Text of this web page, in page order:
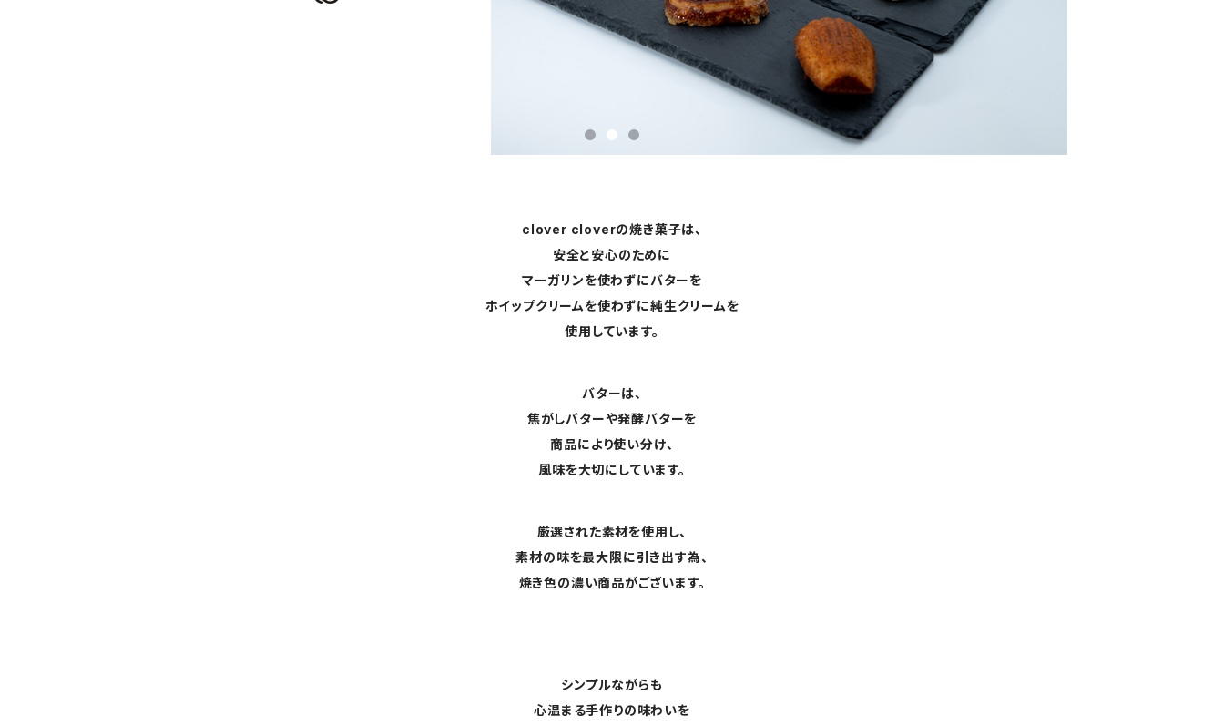
clover cloverの焼き菓子は、
安全と安心のために
マーガリンを使わずにバターを
ホイップクリームを使わずに純生クリームを
使用しています。
バターは、
焦がしバターや発酵バターを
商品により使い分け、
風味を大切にしています。
厳選された素材を使用し、
素材の味を最大限に引き出す為、
焼き色の濃い商品がございます。
シンプルながらも
心温まる手作りの味わいを